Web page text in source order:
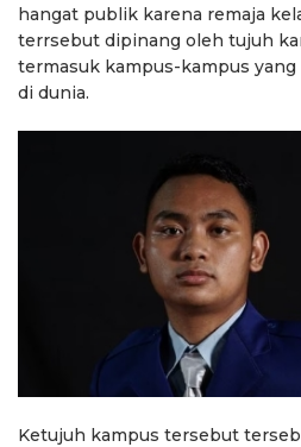
hangat publik karena remaja
terrsebut dipinang oleh tujuh
termasuk kampus-kampus
di dunia.
Ketujuh kampus tersebut